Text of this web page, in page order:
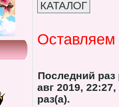
Оставляем
Последний
авг 2019,
раз(а).